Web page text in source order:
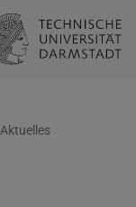
Aktuelles